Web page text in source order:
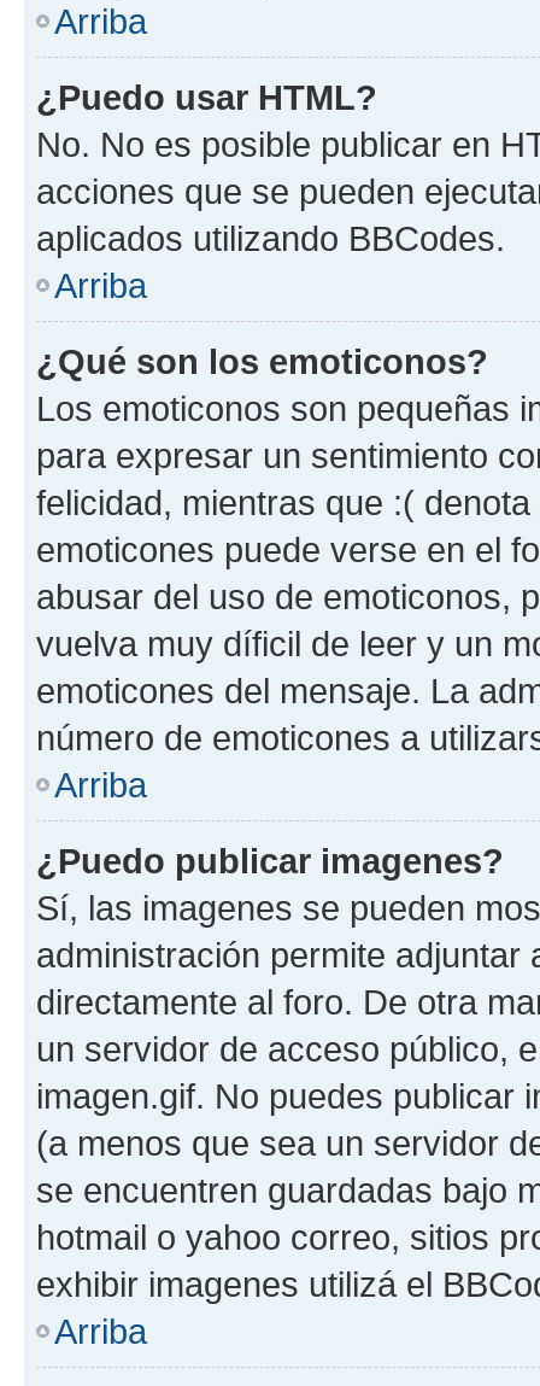
Arriba
¿Puedo usar HTML?
No. No es posible publicar en
acciones que se pueden
aplicados utilizando BBCodes.
Arriba
¿Qué son los emoticonos?
Los emoticonos son pequeñas
para expresar un sentimiento
felicidad, mientras que :(
emoticones puede verse en el
abusar del uso de emoticonos,
vuelva muy díficil de leer y un
emoticones del mensaje. La
número de emoticones a
Arriba
¿Puedo publicar imagenes?
Sí, las imagenes se pueden
administración permite
directamente al foro. De otra
un servidor de acceso público,
imagen.gif. No puedes publicar
(a menos que sea un servidor
se encuentren guardadas bajo
hotmail o yahoo correo, sitios
exhibir imagenes utilizá el
Arriba